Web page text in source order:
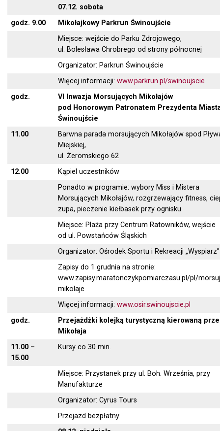
07.12. sobota
godz. 9.00
Mikołajkowy Parkrun Świnoujście
Miejsce: wejście do Parku Zdrojowego,
ul. Bolesława Chrobrego od strony północnej
Organizator: Parkrun Świnoujście
Więcej informacji:www.parkrun.pl/swinoujscie
godz.
VI Inwazja Morsujących Mikołajów
pod Honorowym Patronatem Prezydenta
Świnoujście
11.00
Barwna parada morsujących Mikołajów spod
Miejskiej,
ul. Żeromskiego 62
12.00
Kąpiel uczestników
Ponadto w programie: wybory Miss i Mistera
Morsujących Mikołajów, rozgrzewający fitness,
zupa, pieczenie kiełbasek przy ognisku
Miejsce: Plaża przy Centrum Ratowników, wejście
od ul. Powstańców Śląskich
Organizator: Ośrodek Sportu i Rekreacji „Wyspiarz”
Zapisy do 1 grudnia na stronie:
www.zapisy.maratonczykpomiarczasu.pl/pl/
mikolaje
Więcej informacji:www.osir.swinoujscie.pl
godz.
Przejażdżki kolejką turystyczną kierowaną
Mikołaja
11.00 –
15.00
Kursy co 30 min.
Miejsce: Przystanek przy ul. Boh. Września, przy
Manufakturze
Organizator: Cyrus Tours
Przejazd bezpłatny